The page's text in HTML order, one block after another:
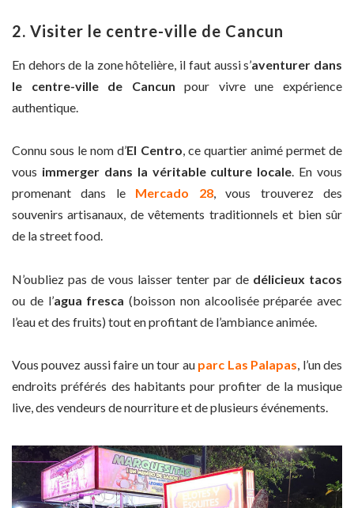
2. Visiter le centre-ville de Cancun
En dehors de la zone hôtelière, il faut aussi s’aventurer dans
le
centre-ville de Cancun pour vivre une expérience
authentique.
Connu sous le nom d’El Centro, ce quartier animé permet de
vous immerger dans la véritable culture locale. En vous
promenant dans le Mercado 28, vous trouverez des
souvenirs artisanaux, de vêtements traditionnels et bien sûr
de la street food.
N’oubliez pas de vous laisser tenter par de délicieux tacos
ou de l’agua fresca (boisson non alcoolisée préparée avec
l’eau et des fruits) tout en profitant de l’ambiance animée.
Vous pouvez aussi faire un tour au parc Las Palapas, l’un des
endroits préférés des habitants pour profiter de la musique
live, des vendeurs de nourriture et de plusieurs événements.